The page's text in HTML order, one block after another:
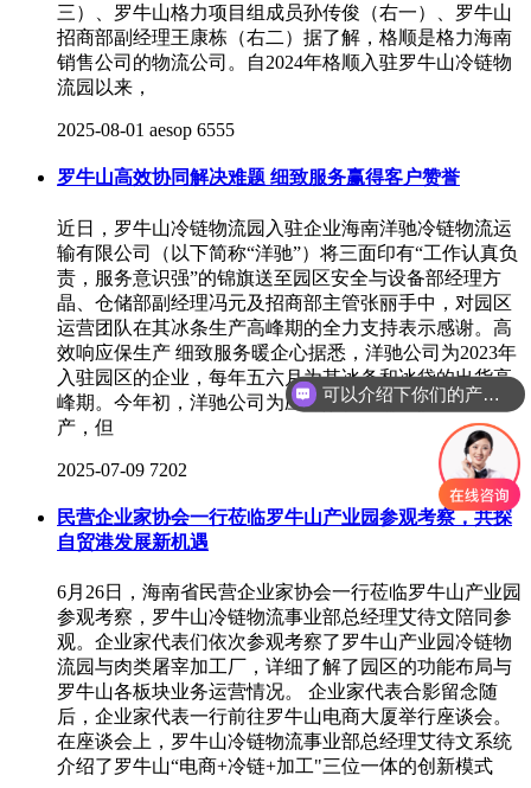
三）、罗牛山格力项目组成员孙传俊（右一）、罗牛山
招商部副经理王康栋（右二）据了解，格顺是格力海南
销售公司的物流公司。自2024年格顺入驻罗牛山冷链物
流园以来，
2025-08-01 aesop 6555
罗牛山高效协同解决难题 细致服务赢得客户赞誉
近日，罗牛山冷链物流园入驻企业海南洋驰冷链物流运
输有限公司（以下简称“洋驰”）将三面印有“工作认真负
责，服务意识强”的锦旗送至园区安全与设备部经理方
晶、仓储部副经理冯元及招商部主管张丽手中，对园区
运营团队在其冰条生产高峰期的全力支持表示感谢。高
效响应保生产 细致服务暖企心据悉，洋驰公司为2023年
入驻园区的企业，每年五六月为其冰条和冰袋的出货高
峰期。今年初，洋驰公司为应对荔枝季需求提前筹备生
产，但
2025-07-09 7202
民营企业家协会一行莅临罗牛山产业园参观考察，共探
自贸港发展新机遇
6月26日，海南省民营企业家协会一行莅临罗牛山产业园
参观考察，罗牛山冷链物流事业部总经理艾待文陪同参
观。企业家代表们依次参观考察了罗牛山产业园冷链物
流园与肉类屠宰加工厂，详细了解了园区的功能布局与
罗牛山各板块业务运营情况。 企业家代表合影留念随
后，企业家代表一行前往罗牛山电商大厦举行座谈会。
在座谈会上，罗牛山冷链物流事业部总经理艾待文系统
介绍了罗牛山“电商+冷链+加工"三位一体的创新模式
可以介绍下你们的产品么